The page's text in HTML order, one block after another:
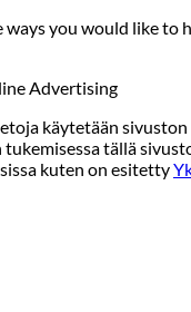
ways you would like to
Advertising
käytetään sivuston
tällä
kuten on esitetty